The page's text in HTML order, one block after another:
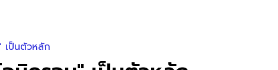
เป็นตัวหลัก